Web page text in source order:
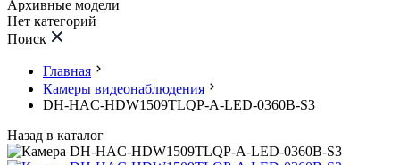
Архивные модели
Нет категорий
Поиск
Главная
Камеры видеонаблюдения
DH-HAC-HDW1509TLQP-A-LED-0360B-S3
Назад в каталог